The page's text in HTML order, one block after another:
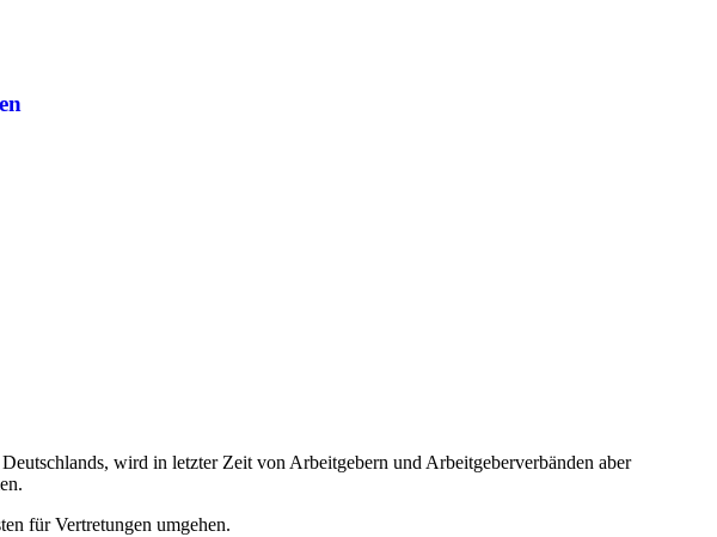
wird in letzter Zeit von Arbeitgebern und Arbeitgeberverbänden aber
für Vertretungen umgehen.